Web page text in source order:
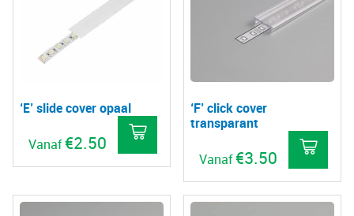
‘E’ slide cover opaal
Vanaf€2.50
Dit
product
‘F’ click cover
transparant
Vanaf€3.50
Dit